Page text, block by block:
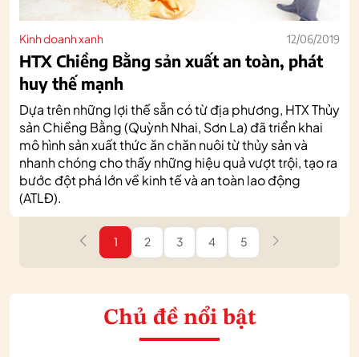
Kinh doanh xanh 12/06/2019
HTX Chiềng Bằng sản xuất an toàn, phát
huy thế mạnh
Dựa trên những lợi thế sẵn có từ địa phương, HTX Thủy
sản Chiềng Bằng (Quỳnh Nhai, Sơn La) đã triển khai
mô hình sản xuất thức ăn chăn nuôi từ thủy sản và
nhanh chóng cho thấy những hiệu quả vượt trội, tạo ra
bước đột phá lớn về kinh tế và an toàn lao động
(ATLĐ).
1 2 3 4 5
Chủ đề nổi bật